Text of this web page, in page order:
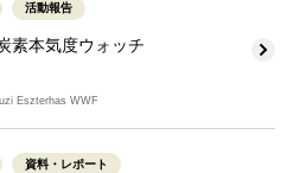
活動報告
素本気度ウォッチ
Eszterhas WWF
資料・レポート